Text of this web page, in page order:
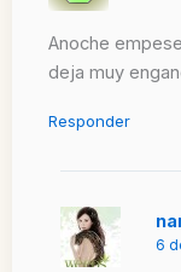
Anoche
deja muy
Responder
6